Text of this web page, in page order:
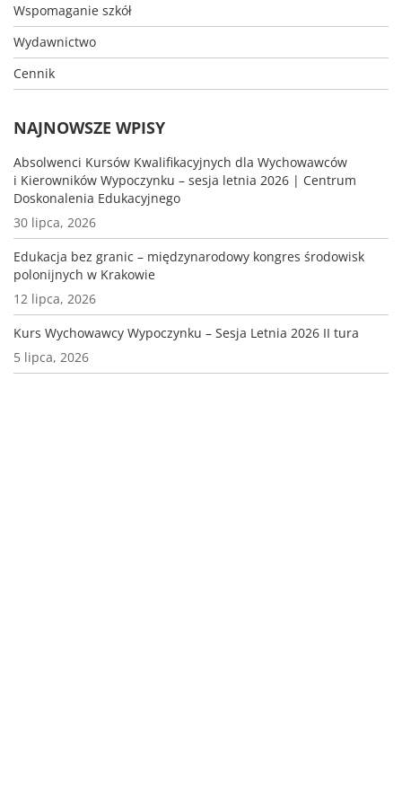
Wspomaganie szkół
Wydawnictwo
Cennik
NAJNOWSZE WPISY
Absolwenci Kursów Kwalifikacyjnych dla Wychowawców
i Kierowników Wypoczynku – sesja letnia 2026 | Centrum
Doskonalenia Edukacyjnego
30 lipca, 2026
Edukacja bez granic – międzynarodowy kongres środowisk
polonijnych w Krakowie
12 lipca, 2026
Kurs Wychowawcy Wypoczynku – Sesja Letnia 2026 II tura
5 lipca, 2026